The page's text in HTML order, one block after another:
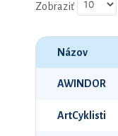
Zobraziť
Názov
AWINDOR
ArtCyklisti